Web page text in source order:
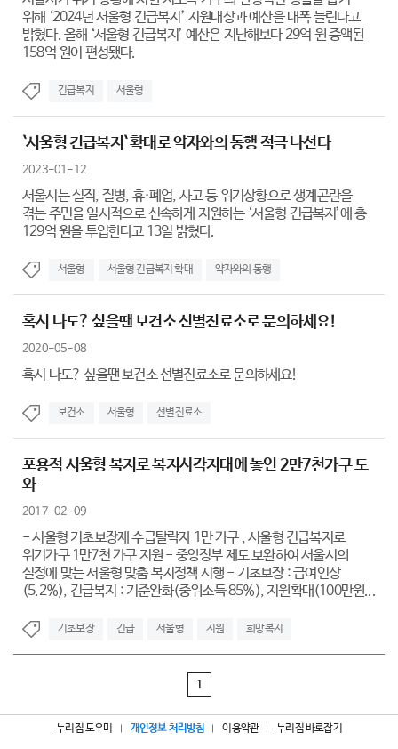
위해 ‘2024년 서울형 긴급복지’ 지원대상과 예산을 대폭 늘린다고
밝혔다. 올해 ‘서울형 긴급복지’ 예산은 지난해보다 29억 원 증액된
158억 원이 편성됐다.
긴급복지 서울형
`서울형 긴급복지` 확대로 약자와의 동행 적극 나선다
2023-01-12
서울시는 실직, 질병, 휴·폐업, 사고 등 위기상황으로 생계곤란을
겪는 주민을 일시적으로 신속하게 지원하는 ‘서울형 긴급복지’에 총
129억 원을 투입한다고 13일 밝혔다.
서울형 서울형 긴급복지 확대 약자와의 동행
혹시 나도? 싶을땐 보건소 선별진료소로 문의하세요!
2020-05-08
혹시 나도? 싶을땐 보건소 선별진료소로 문의하세요!
보건소 서울형 선별진료소
포용적 서울형 복지로 복지사각지대에 놓인 2만7천가구 도
와
2017-02-09
- 서울형 기초보장제 수급탈락자 1만 가구 , 서울형 긴급복지로
위기가구 1만7천 가구 지원 - 중앙정부 제도 보완하여 서울시의
실정에 맞는 서울형 맞춤 복지정책 시행 - 기초보장 : 급여인상
(5.2%), 긴급복지 : 기준완화(중위소득 85%), 지원확대(100만원...
기초보장 긴급 서울형 지원 희망복지
1
누리집 도우미 개인정보 처리방침 이용약관 누리집 바로잡기